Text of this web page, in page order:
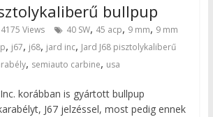
bullpup
4175 Views 40 SW, 45 acp, 9 mm, 9 mm
, j67, j68, jard inc, Jard J68 pisztolykaliberű
, semiauto carbine, usa
korábban is gyártott bullpup
J67 jelzéssel, most pedig ennek